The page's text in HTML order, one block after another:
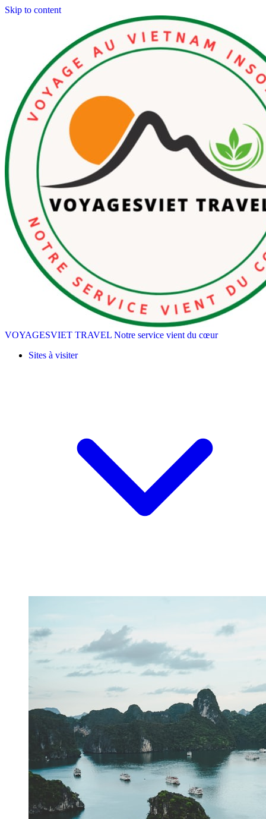
Skip to content
VOYAGESVIET TRAVEL Notre service vient du cœur
Sites à visiter